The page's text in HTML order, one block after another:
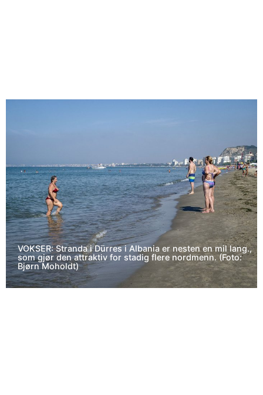
VOKSER: Stranda i Dürres i Albania er nesten en mil lang.,
som gjør den attraktiv for stadig flere nordmenn. (Foto:
Bjørn Moholdt)